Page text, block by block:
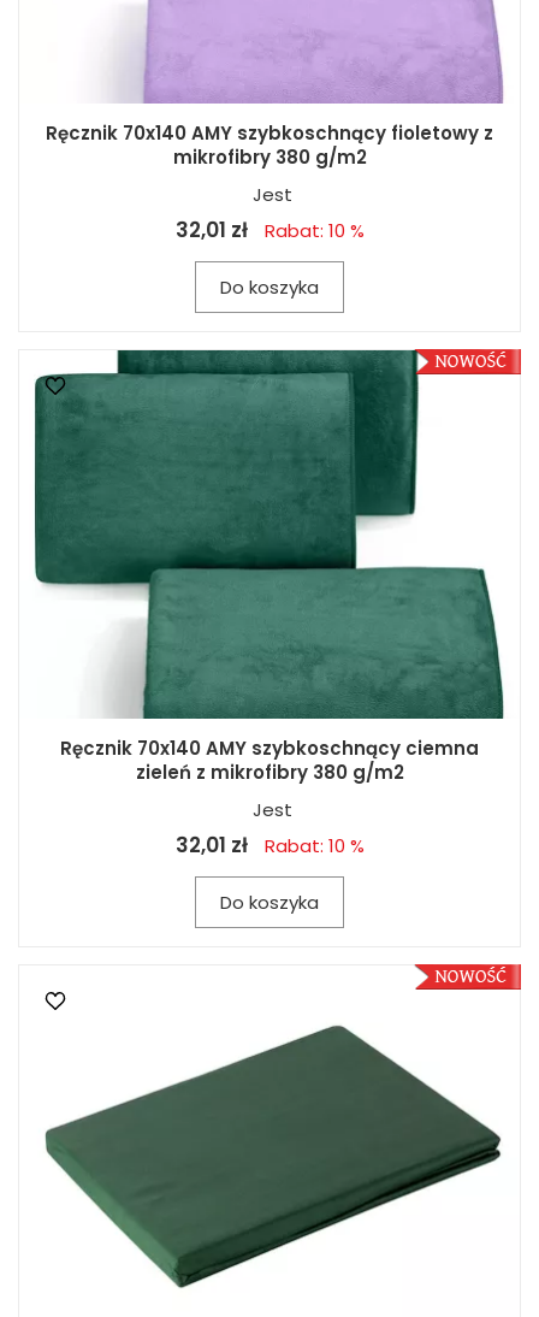
Ręcznik 70x140 AMY szybkoschnący fioletowy z
mikrofibry 380 g/m2
Jest
32,01 zł Rabat: 10 %
Do koszyka
Ręcznik 70x140 AMY szybkoschnący ciemna
zieleń z mikrofibry 380 g/m2
Jest
32,01 zł Rabat: 10 %
Do koszyka